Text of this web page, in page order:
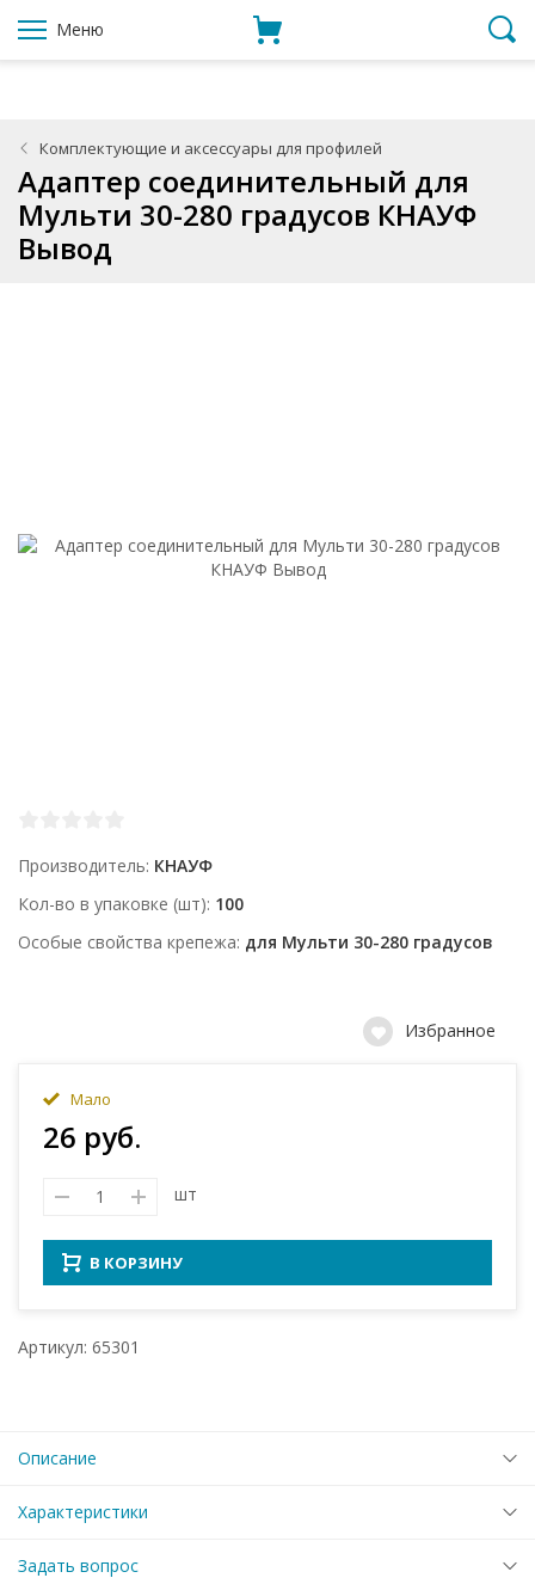
Меню
Комплектующие и аксессуары для профилей
Адаптер соединительный для
Мульти 30-280 градусов КНАУФ
Вывод
Производитель КНАУФ
Кол-во в упаковке (шт) 100
Особые свойства крепежа для Мульти 30-280 градусов
Избранное
Мало
26 руб.
шт
В КОРЗИНУ
Артикул: 65301
Описание
Характеристики
Задать вопрос